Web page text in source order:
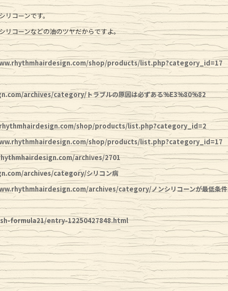
リコーンです。
リコーンなどの油のツヤだからですよ。
shop/products/list.php?category_id=17
archives/category/トラブルの原因は必ずある%E3%80%82
shop/products/list.php?category_id=2
shop/products/list.php?category_id=17
archives/2701
archives/category/シリコン病
archives/category/ノンシリコーンが最低条件
formula21/entry-12250427848.html